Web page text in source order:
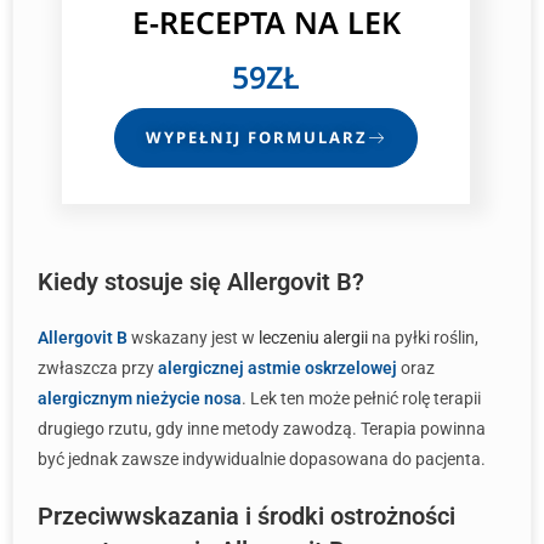
E-RECEPTANA LEK
59ZŁ
WYPEŁNIJ FORMULARZ
Kiedy stosuje się Allergovit B?
Allergovit Bwskazany jest w leczeniu alergii na pyłki roślin,
zwłaszcza przyalergicznej astmie oskrzelowej oraz
alergicznym nieżycie nosa. Lek ten może pełnić rolę terapii
drugiego rzutu, gdy inne metody zawodzą. Terapia powinna
być jednak zawsze indywidualnie dopasowana do pacjenta.
Przeciwwskazania i środki ostrożności